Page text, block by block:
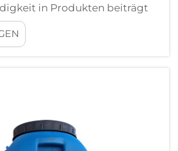
in Produkten beiträgt
(PVA) Was ist
(PVA) ist ein
das eine hohe